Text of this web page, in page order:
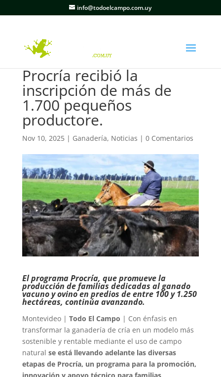
info@todoelcampo.com.uy
Procría recibió la
inscripción de más de
1.700 pequeños
productore.
Nov 10, 2025| Ganadería, Noticias | 0 Comentarios
El programa Procría, que promueve la
producción de familias dedicadas al ganado
vacuno y ovino en predios de entre 100 y 1.250
hectáreas, continúa avanzando.
Montevideo | Todo El Campo | Con énfasis en
transformar la ganadería de cría en un modelo más
sostenible y rentable mediante el uso de campo
natural se está llevando adelante las diversas
etapas de Procría, un programa para la promoción,